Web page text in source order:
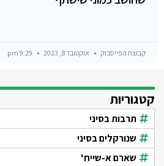
קבוצת הפייסבוק אוקטובר 8, 2023
קטגוריות
תרבות בסיני
שנורקלים בסיני
שארם א-שייח'